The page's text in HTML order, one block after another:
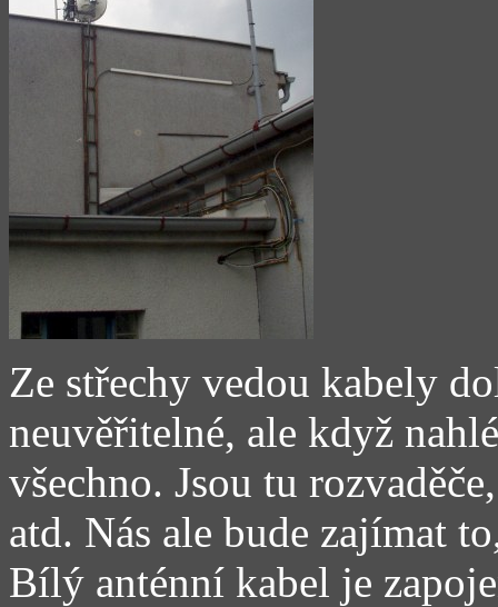
Ze střechy vedou kabely
neuvěřitelné, ale když
všechno. Jsou tu
atd. Nás ale bude zajímat
Bílý anténní kabel je